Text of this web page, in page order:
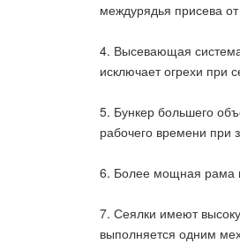
междурядья присева
4. Высевающая система
исключает огрехи при
5. Бункер большего
рабочего времени при
6. Более мощная рама
7. Сеялки имеют
выполняется одним